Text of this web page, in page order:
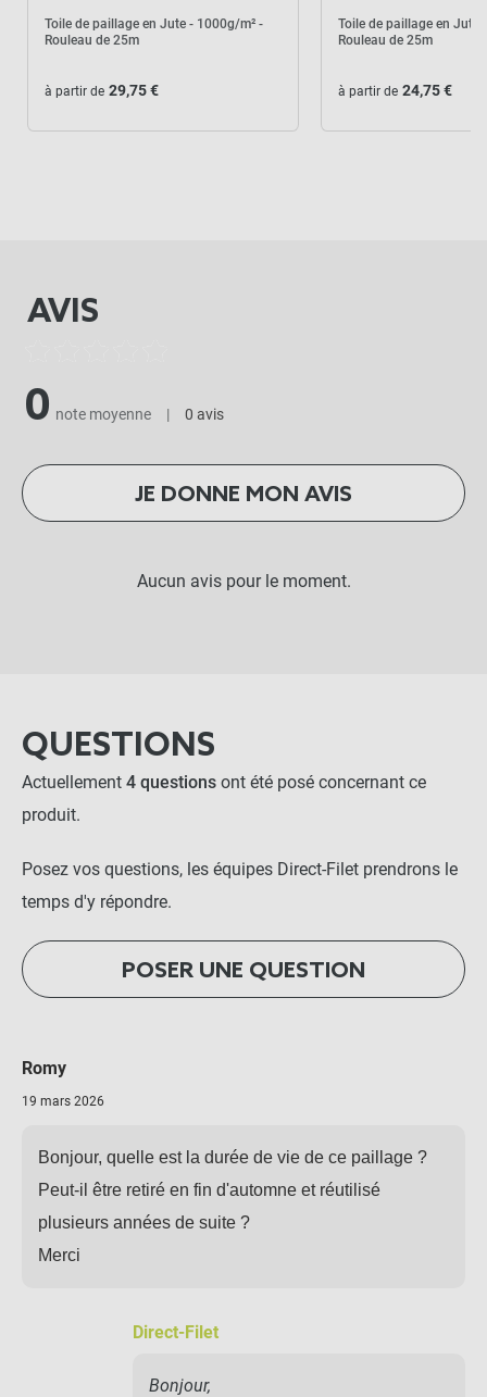
Toile de paillage en Jute - 1000g/m² -
Rouleau de 25m
à partir de 29,75 €
Toile de paillage en Jute
Rouleau de 25m
à partir de 24,75 €
AVIS
0 note moyenne | 0 avis
JE DONNE MON AVIS
Aucun avis pour le moment.
QUESTIONS
Actuellement 4 questions ont été posé concernant ce
produit.
Posez vos questions, les équipes Direct-Filet prendrons le
temps d'y répondre.
POSER UNE QUESTION
Romy
19 mars 2026
Bonjour, quelle est la durée de vie de ce paillage ?
Peut-il être retiré en fin d'automne et réutilisé
plusieurs années de suite ?
Merci
Direct-Filet
Bonjour,